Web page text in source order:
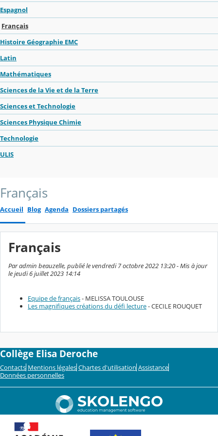
Espagnol
Français
Histoire Géographie EMC
Latin
Mathématiques
Sciences de la Vie et de la Terre
Sciences et Technologie
Sciences Physique Chimie
Technologie
ULIS
Français
Accueil Blog Agenda Dossiers partagés
Français
Par admin beauzelle, publié le vendredi 7 octobre 2022 13:20 - Mis à jour
le jeudi 6 juillet 2023 14:14
Equipe de français- MELISSA TOULOUSE
Les magnifiques créations du défi lecture- CECILE ROUQUET
Collège Elisa Deroche
Contacts Mentions légales Chartes d'utilisation Assistance
Données personnelles